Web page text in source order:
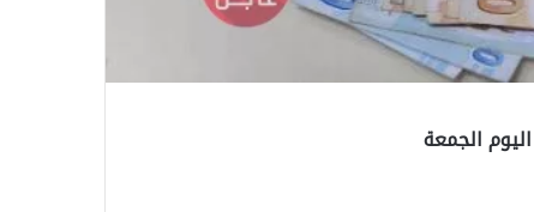
الجمعة